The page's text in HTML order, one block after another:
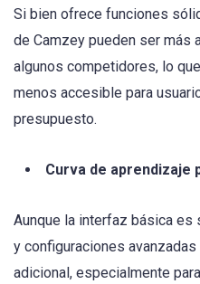
Si bien ofrece funciones
de Camzey pueden ser más
algunos competidores, lo
menos accesible para
presupuesto.
Curva de aprendizaje
Aunque la interfaz básica es
y configuraciones
adicional, especialmente